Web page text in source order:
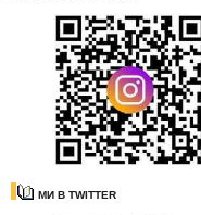
МИ В TWITTER